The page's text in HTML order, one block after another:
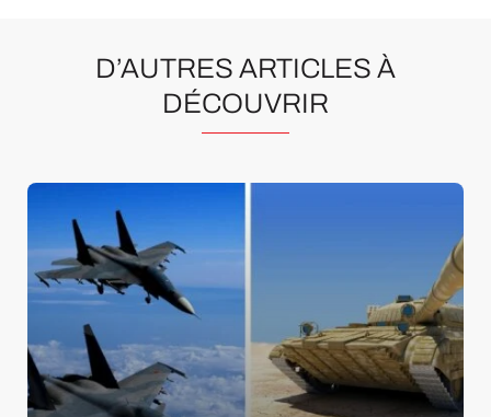
D’AUTRES ARTICLES À
DÉCOUVRIR